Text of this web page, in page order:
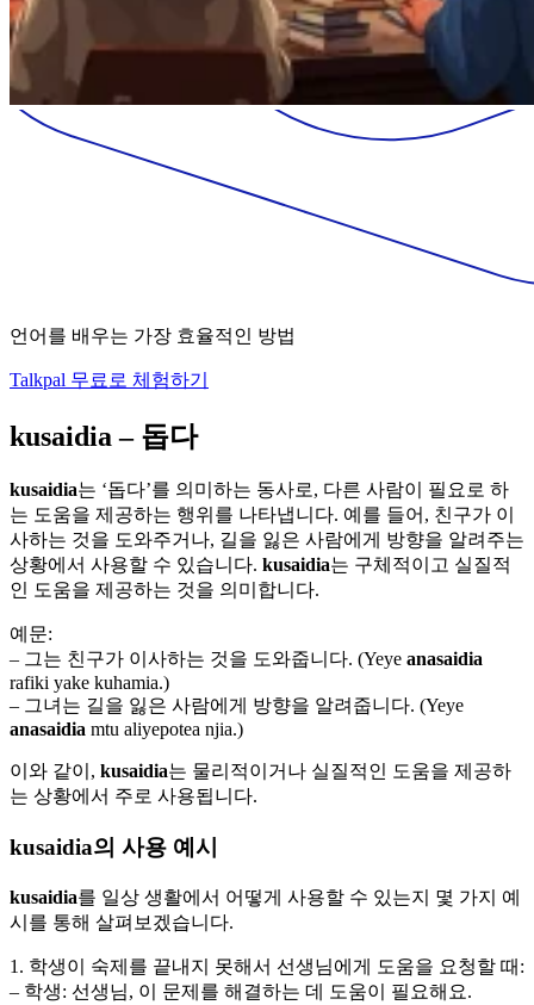
언어를 배우는 가장 효율적인 방법
Talkpal 무료로 체험하기
kusaidia – 돕다
kusaidia는 ‘돕다’를 의미하는 동사로, 다른 사람이 필요로 하
는 도움을 제공하는 행위를 나타냅니다. 예를 들어, 친구가 이
사하는 것을 도와주거나, 길을 잃은 사람에게 방향을 알려주는
상황에서 사용할 수 있습니다. kusaidia는 구체적이고 실질적
인 도움을 제공하는 것을 의미합니다.
예문:
– 그는 친구가 이사하는 것을 도와줍니다. (Yeye anasaidia
rafiki yake kuhamia.)
– 그녀는 길을 잃은 사람에게 방향을 알려줍니다. (Yeye
anasaidia mtu aliyepotea njia.)
이와 같이, kusaidia는 물리적이거나 실질적인 도움을 제공하
는 상황에서 주로 사용됩니다.
kusaidia의 사용 예시
kusaidia를 일상 생활에서 어떻게 사용할 수 있는지 몇 가지 예
시를 통해 살펴보겠습니다.
1. 학생이 숙제를 끝내지 못해서 선생님에게 도움을 요청할 때:
– 학생: 선생님, 이 문제를 해결하는 데 도움이 필요해요.